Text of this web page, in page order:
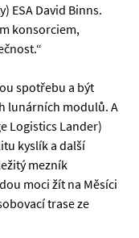
ESA David Binns.
konsorciem,
spotřebu a být
lunárních modulů. A
Logistics Lander)
kyslík a další
mezník
moci žít na Měsíci
trase ze